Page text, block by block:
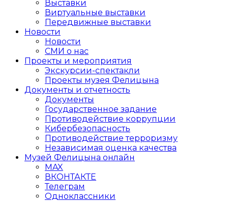
Выставки
Виртуальные выставки
Передвижные выставки
Новости
Новости
СМИ о нас
Проекты и мероприятия
Экскурсии-спектакли
Проекты музея Фелицына
Документы и отчетность
Документы
Государственное задание
Противодействие коррупции
Кибер­безопасность
Противодействие терроризму
Независимая оценка качества
Музей Фелицына онлайн
MAX
ВКОНТАКТЕ
Телеграм
Одноклассники